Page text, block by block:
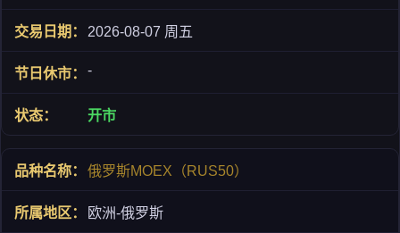
2026-08-07 周五
-
开市
俄罗斯MOEX（RUS50）
欧洲-俄罗斯